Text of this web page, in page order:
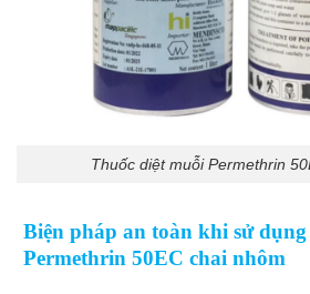
Thuốc diệt muỗi Permethrin
Biện pháp an toàn khi sử
Permethrin 50EC chai nhôm